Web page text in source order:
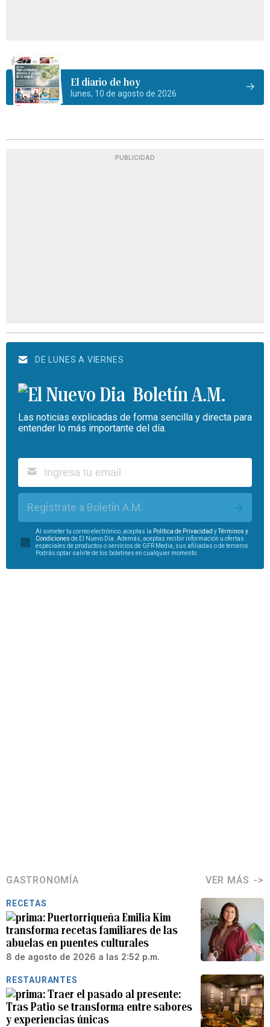
El diario de hoy
lunes, 10 de agosto de 2026
PUBLICIDAD
DE LUNES A VIERNES
Boletín A.M.
Las noticias explicadas de forma sencilla y directa para
entender lo más importante del día.
Regístrate a Boletín A.M.
Al someter tu correo electrónico, aceptas la Política de Privacidad y
Términos y
Condiciones de El Nuevo Día. Además, aceptas recibir información u ofertas
especiales de productos o servicios de GFR Media, sus afiliadas o de terceros.
Podrás optar salirte de los boletines en cualquier momento.
GASTRONOMÍA VER MÁS
RECETAS
Puertorriqueña Emilia Kim
transforma recetas familiares de las
abuelas en puentes culturales
8 de agosto de 2026 a las 2:52 p.m.
RESTAURANTES
Traer el pasado al presente:
Tras Patio se transforma entre sabores
y experiencias únicas